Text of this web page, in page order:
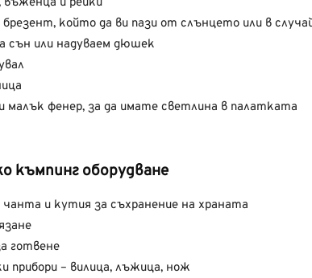
брезент, който да ви пази от слънцето или в
сън или надуваем дюшек
малък фенер, за да имате светлина в палатката
къмпинг оборудване
чанта и кутия за съхранение на храната
готвене
прибори – вилица, лъжица, нож